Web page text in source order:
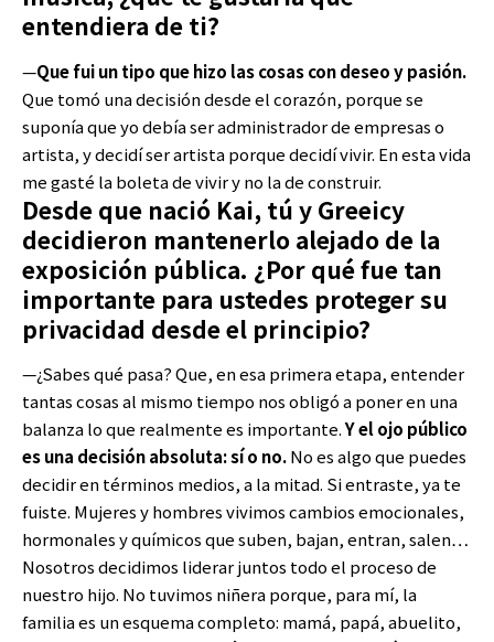
entendiera de ti?
—Que fui un tipo que hizo las cosas con deseo y pasión.
Que tomó una decisión desde el corazón, porque se
suponía que yo debía ser administrador de empresas o
artista, y decidí ser artista porque decidí vivir. En esta vida
me gasté la boleta de vivir y no la de construir.
Desde que nació Kai, tú y Greeicy
decidieron mantenerlo alejado de la
exposición pública. ¿Por qué fue tan
importante para ustedes proteger su
privacidad desde el principio?
—¿Sabes qué pasa? Que, en esa primera etapa, entender
tantas cosas al mismo tiempo nos obligó a poner en una
balanza lo que realmente es importante.Y el ojo público
es una decisión absoluta: sí o no.No es algo que puedes
decidir en términos medios, a la mitad. Si entraste, ya te
fuiste. Mujeres y hombres vivimos cambios emocionales,
hormonales y químicos que suben, bajan, entran, salen…
Nosotros decidimos liderar juntos todo el proceso de
nuestro hijo. No tuvimos niñera porque, para mí, la
familia es un esquema completo: mamá, papá, abuelito,